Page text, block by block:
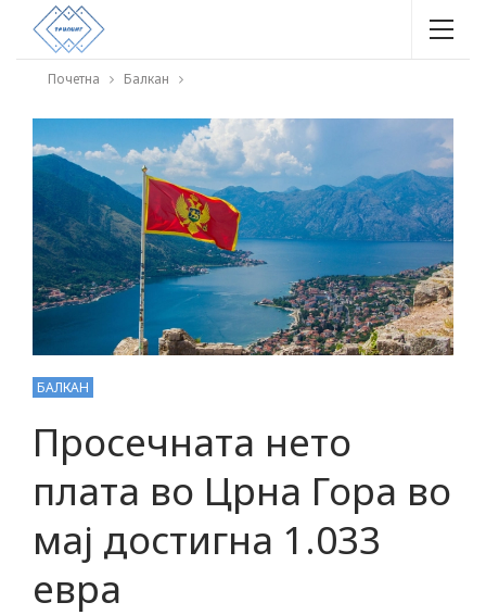
Почетна Балкан
БАЛКАН
Просечната нето
плата во Црна Гора во
мај достигна 1.033
евра